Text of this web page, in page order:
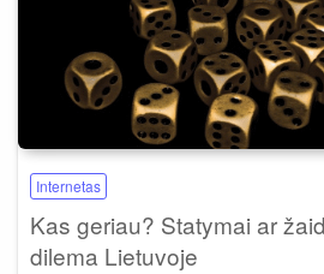
Internetas
Kas geriau? Statymai ar
dilema Lietuvoje